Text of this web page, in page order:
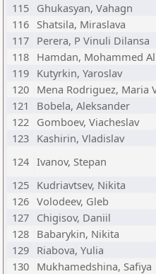
115 Ghukasyan, Vahagn
116 Shatsila, Miraslava
117 Perera, P Vinuli Dilansa
118 Hamdan, Mohammed
119 Kutyrkin, Yaroslav
120 Mena Rodriguez, Maria
121
Bobela, Aleksander
122 Gomboev, Viacheslav
123 Kashirin, Vladislav
124 Ivanov, Stepan
125 Kudriavtsev, Nikita
126 Volodeev, Gleb
127 Chigisov, Daniil
128 Babarykin, Nikita
129 Riabova, Yulia
130 Mukhamedshina, Safiya